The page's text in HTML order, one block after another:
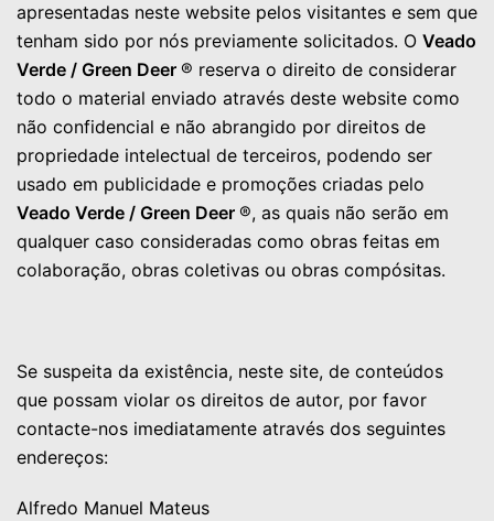
apresentadas neste website pelos visitantes e sem que
tenham sido por nós previamente solicitados. O Veado
Verde / Green Deer ® reserva o direito de considerar
todo o material enviado através deste website como
não confidencial e não abrangido por direitos de
propriedade intelectual de terceiros, podendo ser
usado em publicidade e promoções criadas pelo
Veado Verde / Green Deer ®, as quais não serão em
qualquer caso consideradas como obras feitas em
colaboração, obras coletivas ou obras compósitas.
Se suspeita da existência, neste site, de conteúdos
que possam violar os direitos de autor, por favor
contacte-nos imediatamente através dos seguintes
endereços:
Alfredo Manuel Mateus